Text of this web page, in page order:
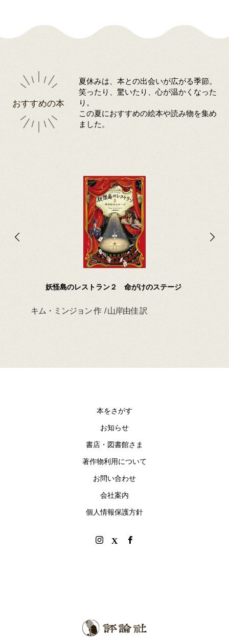
おすすめの本
夏休みは、本との出会いが広がる季節。
笑ったり、驚いたり、心が温かくなった
り。
この夏におすすめの絵本や読み物を集め
ました。
妖怪島のレストラン２ 命がけのステージ
キム・ミンジョン 作 / 山岸由佳 訳
本をさがす
お知らせ
書店・図書館さま
著作物利用について
お問い合わせ
会社案内
個人情報保護方針